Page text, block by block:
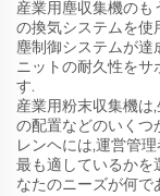
産業用塵収集機のも
の換気システムを使
塵制御システムが達
ニットの耐久性をサ
す.
産業用粉末収集機は
の配置などのいくつ
レンヘには,運営管
最も適しているかを
なたのニーズが何で